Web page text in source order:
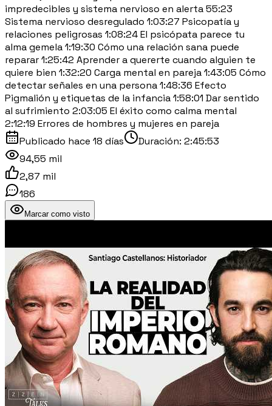
impredecibles y sistema nervioso en alerta 55:23
Sistema nervioso desregulado 1:03:27 Psicopatía y
relaciones peligrosas 1:08:24 El psicópata parece tu
alma gemela 1:19:30 Cómo una relación sana puede
reparar 1:25:42 Aprender a quererte cuando alguien te
quiere bien 1:32:20 Carga mental en pareja 1:43:05 Cómo
detectar señales en una persona 1:48:36 Efecto
Pigmalión y etiquetas de la infancia 1:58:01 Dar sentido
al sufrimiento 2:03:05 El éxito como calma mental
2:12:19 Errores de hombres y mujeres en pareja
Publicado hace 18 días Duración: 2:45:53
94,55 mil
2,87 mil
186
Marcar como visto